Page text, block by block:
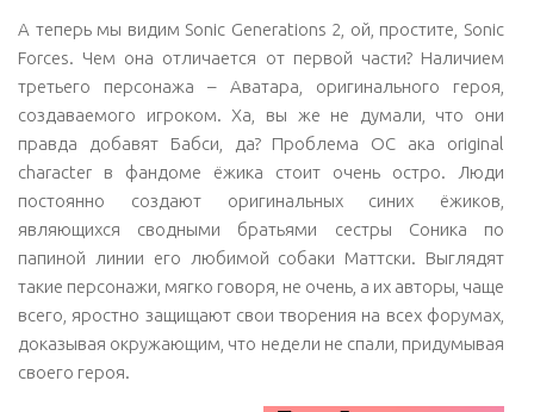
А теперь мы видим Sonic Generations 2, ой, простите, Sonic
Forces. Чем она отличается от первой части? Наличием
третьего персонажа – Аватара, оригинального героя,
создаваемого игроком. Ха, вы же не думали, что они
правда добавят Бабси, да? Проблема OC ака original
character в фандоме ёжика стоит очень остро. Люди
постоянно создают оригинальных синих ёжиков,
являющихся сводными братьями сестры Соника по
папиной линии его любимой собаки Маттски. Выглядят
такие персонажи, мягко говоря, не очень, а их авторы, чаще
всего, яростно защищают свои творения на всех форумах,
доказывая окружающим, что недели не спали, придумывая
своего героя.